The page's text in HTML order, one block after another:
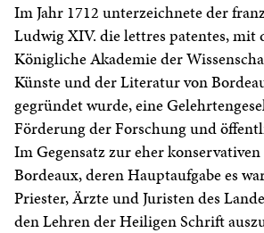
Im Jahr 1712 unterzeichnete der
Ludwig XIV. die lettres patentes, mit
Königliche Akademie der
Künste und der Literatur von
gegründet wurde, eine
Förderung der Forschung und
Im Gegensatz zur eher
Bordeaux, deren Hauptaufgabe es
Priester, Ärzte und Juristen des
den Lehren der Heiligen Schrift